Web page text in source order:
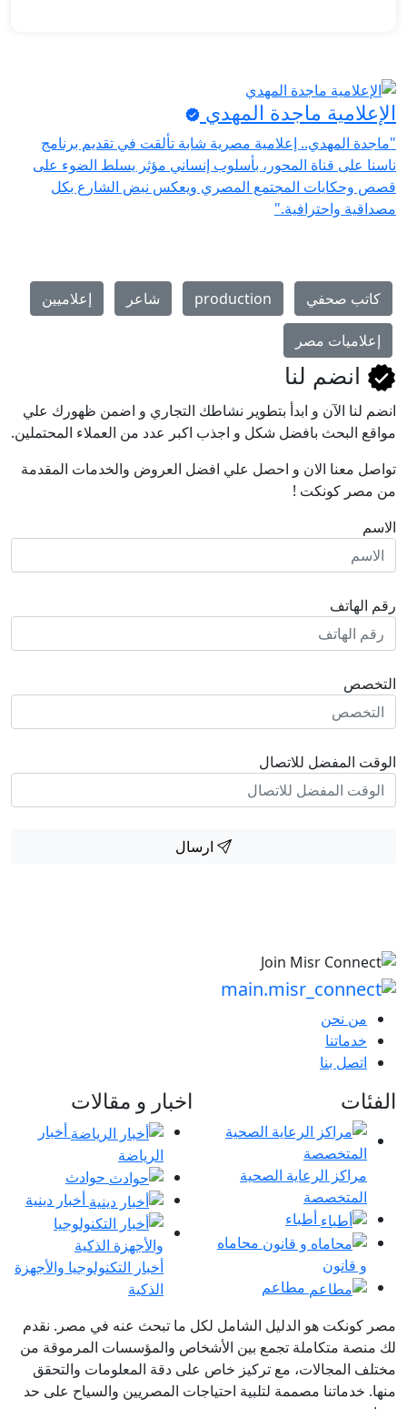
الإعلامية ماجدة المهدي
"ماجدة المهدي.. إعلامية مصرية شابة تألقت في تقديم برنامج
ناسنا على قناة المحور، بأسلوب إنساني مؤثر يسلط الضوء على
قصص وحكايات المجتمع المصري ويعكس نبض الشارع بكل
مصداقية واحترافية."
كاتب صحفي production شاعر إعلاميين
إعلاميات مصر
انضم لنا
انضم لنا اﻵن و ابدأ بتطوير نشاطك التجاري و اضمن ظهورك علي
مواقع البحث بافضل شكل و اجذب اكبر عدد من العملاء المحتملين.
تواصل معنا الان و احصل علي افضل العروض والخدمات المقدمة
من مصر كونكت !
الاسم
رقم الهاتف
التخصص
الوقت المفضل للاتصال
ارسال
من نحن
خدماتنا
اتصل بنا
الفئات
مراكز الرعاية الصحية
المتخصصة
أطباء
محاماه
و قانون
مطاعم
اخبار و مقالات
أخبار
الرياضة
حوادث
أخبار دينية
أخبار التكنولوجيا والأجهزة
الذكية
مصر كونكت هو الدليل الشامل لكل ما تبحث عنه في مصر. نقدم
لك منصة متكاملة تجمع بين الأشخاص والمؤسسات المرموقة من
مختلف المجالات، مع تركيز خاص على دقة المعلومات والتحقق
منها. خدماتنا مصممة لتلبية احتياجات المصريين والسياح على حد